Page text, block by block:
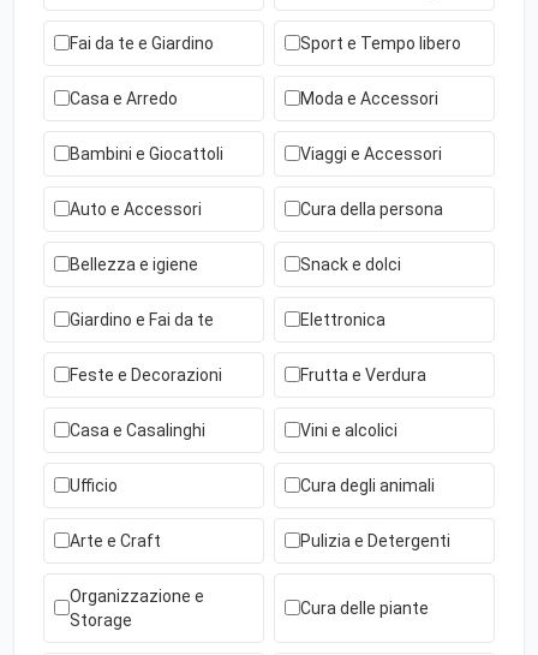
Fai da te e Giardino Sport e Tempo libero
Casa e Arredo Moda e Accessori
Bambini e Giocattoli Viaggi e Accessori
Auto e Accessori Cura della persona
Bellezza e igiene Snack e dolci
Giardino e Fai da te Elettronica
Feste e Decorazioni Frutta e Verdura
Casa e Casalinghi Vini e alcolici
Ufficio Cura degli animali
Arte e Craft Pulizia e Detergenti
Organizzazione e
Storage
Cura delle piante